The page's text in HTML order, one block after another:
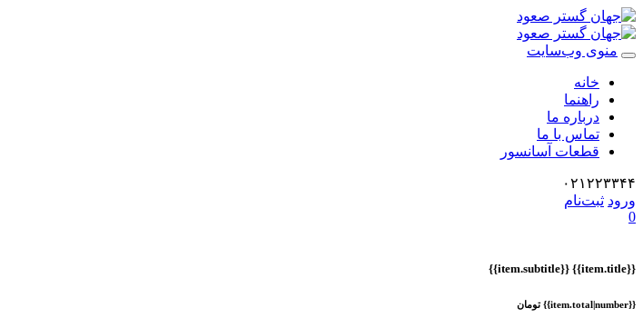
منوی وب‌سایت
خانه
راهنما
درباره ما
تماس با ما
قطعات آسانسور
۰۲۱۲۲۳۳۴۴
ورود ثبت‌نام
0
{{item.title}}
{{item.subtitle}}
{{item.total|number}} تومان